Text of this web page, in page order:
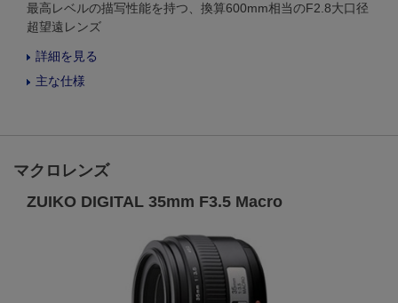
最高レベルの描写性能を持つ、換算600mm相当のF2.8大口径
超望遠レンズ
詳細を見る
主な仕様
マクロレンズ
ZUIKO DIGITAL 35mm F3.5 Macro